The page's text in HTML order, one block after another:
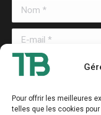
Pour offrir les meilleures
telles que les cookies
Nom *
E-mail *
Message